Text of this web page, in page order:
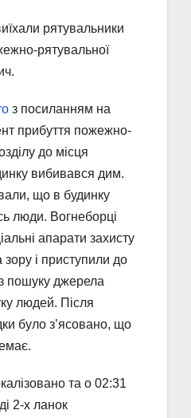
рятувальники
рятувальної
з посиланням на
прибуття пожежно-
до місця
вибивався дим.
що в будинку
люди. Вогнеборці
апарати захисту
зору і приступили до
пошуку джерела
людей. Після
було з’ясовано, що
та о 02:31
2-х ланок